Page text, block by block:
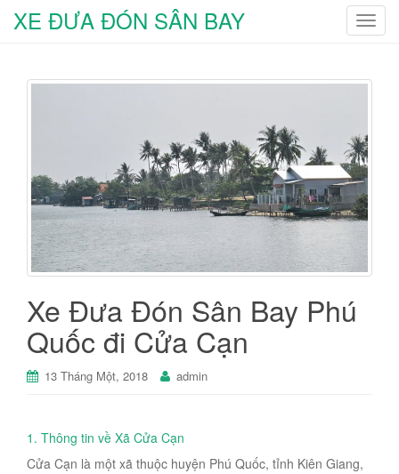
T
g
n
a
i
t
XE ĐƯA ĐÓN SÂN BAY
Xe Đưa Đón Sân Bay Phú
Quốc đi Cửa Cạn
13 Tháng Một, 2018 admin
1. Thông tin về Xã Cửa Cạn
Cửa Cạn là một xã thuộc huyện Phú Quốc, tỉnh Kiên Giang,